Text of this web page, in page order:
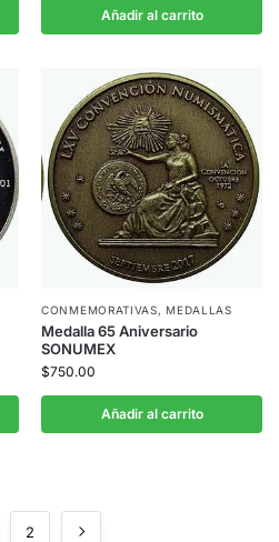
Añadir al carrito
CONMEMORATIVAS,MEDALLAS
Medalla 65 Aniversario
SONUMEX
$750.00
Añadir al carrito
2